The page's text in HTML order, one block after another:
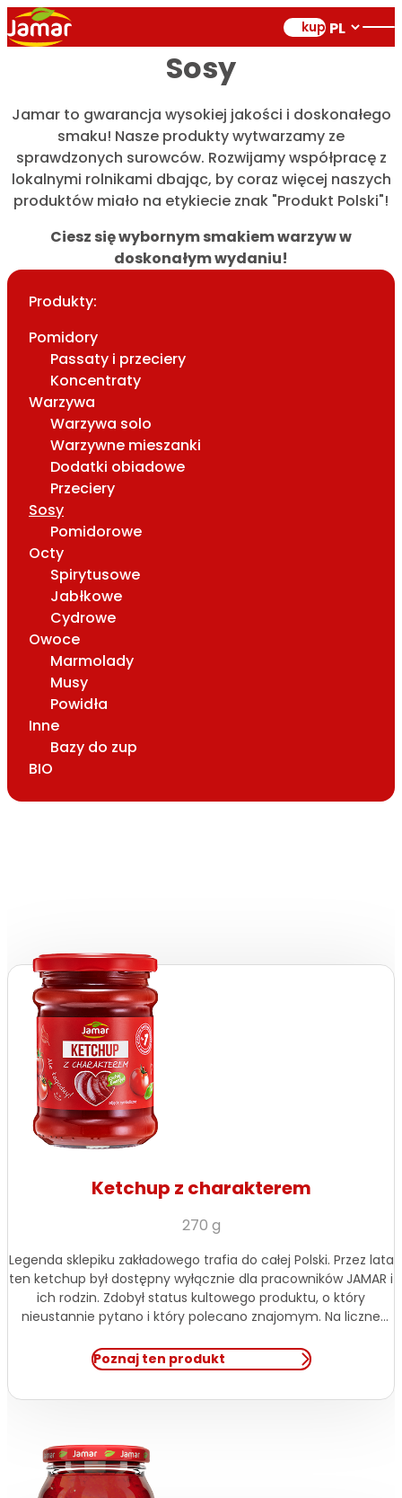
kup
Sosy
Jamar to gwarancja wysokiej jakości i doskonałego
smaku! Nasze produkty wytwarzamy ze
sprawdzonych surowców. Rozwijamy współpracę z
lokalnymi rolnikami dbając, by coraz więcej naszych
produktów miało na etykiecie znak "Produkt Polski"!
Ciesz się wybornym smakiem warzyw w
doskonałym wydaniu!
Produkty:
Pomidory
Passaty i przeciery
Koncentraty
Warzywa
Warzywa solo
Warzywne mieszanki
Dodatki obiadowe
Przeciery
Sosy
Pomidorowe
Octy
Spirytusowe
Jabłkowe
Cydrowe
Owoce
Marmolady
Musy
Powidła
Inne
Bazy do zup
BIO
Ketchup z charakterem
270 g
Legenda sklepiku zakładowego trafia do całej Polski. Przez lata
ten ketchup był dostępny wyłącznie dla pracowników JAMAR i
ich rodzin. Zdobył status kultowego produktu, o który
nieustannie pytano i który polecano znajomym. Na liczne
szerszemu gronu. Od teraz będzie można kupić go w
wybranych sklepach w całym kraju oraz […]
Poznaj ten produkt